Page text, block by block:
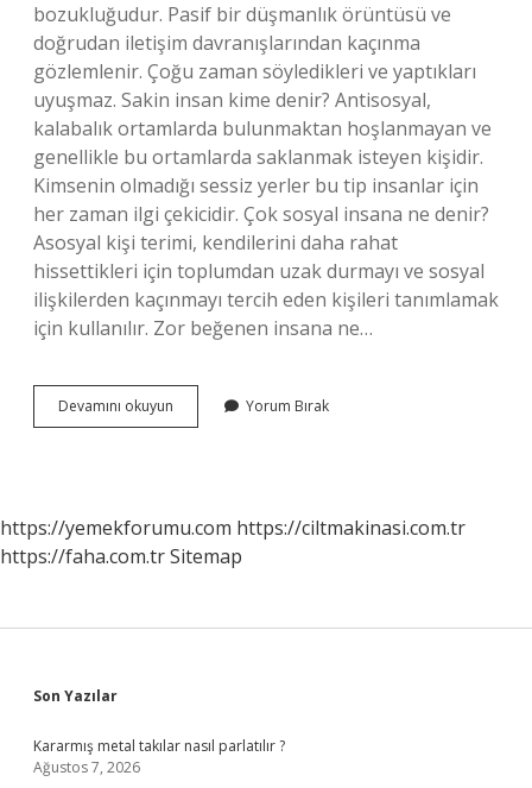
bozukluğudur. Pasif bir düşmanlık örüntüsü ve
doğrudan iletişim davranışlarından kaçınma
gözlemlenir. Çoğu zaman söyledikleri ve yaptıkları
uyuşmaz. Sakin insan kime denir? Antisosyal,
kalabalık ortamlarda bulunmaktan hoşlanmayan ve
genellikle bu ortamlarda saklanmak isteyen kişidir.
Kimsenin olmadığı sessiz yerler bu tip insanlar için
her zaman ilgi çekicidir. Çok sosyal insana ne denir?
Asosyal kişi terimi, kendilerini daha rahat
hissettikleri için toplumdan uzak durmayı ve sosyal
ilişkilerden kaçınmayı tercih eden kişileri tanımlamak
için kullanılır. Zor beğenen insana ne…
Devamını okuyun Söyledikleriyle
Yaptıkları
Denir
Yorum Bırak
https://yemekforumu.com https://ciltmakinasi.com.tr
https://faha.com.trSitemap
Sidebar
Son Yazılar
Kararmış metal takılar nasıl parlatılır ?
Ağustos 7, 2026